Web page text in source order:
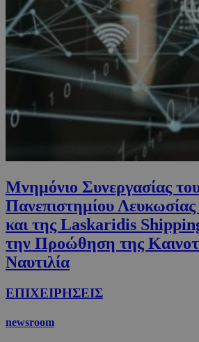
Μνημόνιο Συνεργασίας
Πανεπιστημίου
και της Laskaridis
την Προώθηση της
Ναυτιλία
ΕΠΙΧΕΙΡΗΣΕΙΣ
newsroom